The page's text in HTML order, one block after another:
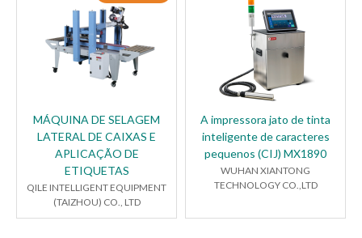
MÁQUINA DE SELAGEM
LATERAL DE CAIXAS E
APLICAÇÃO DE
ETIQUETAS
QILE INTELLIGENT EQUIPMENT
(TAIZHOU) CO., LTD
A impressora jato de tinta
inteligente de caracteres
pequenos (CIJ) MX1890
WUHAN XIANTONG
TECHNOLOGY CO.,LTD